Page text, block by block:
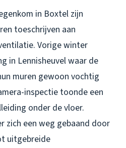
in Boxtel zijn
toeschrijven aan
Vorige winter
in Lennisheuvel waar de
muren gewoon vochtig
inspectie toonde een
onder de vloer.
zich een weg gebaand door
uitgebreide